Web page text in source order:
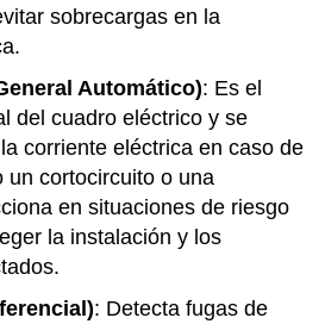
sobrecargas en la
Automático): Es el
del cuadro eléctrico y se
corriente eléctrica en caso de
un cortocircuito o una
en situaciones de riesgo
la instalación y los
: Detecta fugas de